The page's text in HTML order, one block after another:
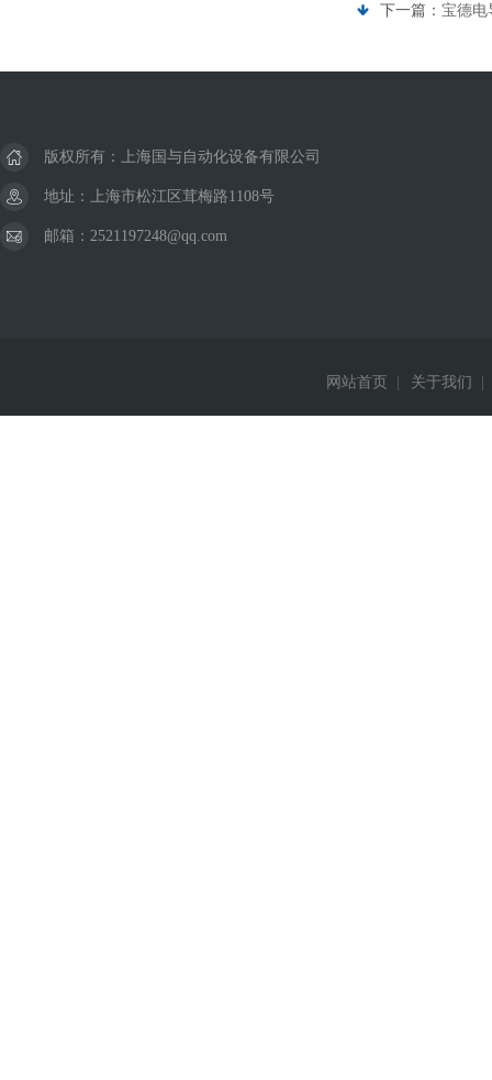
下一篇： 宝德电
版权所有：上海国与自动化设备有限公司
地址：上海市松江区茸梅路1108号
邮箱：2521197248@qq.com
网站首页 关于我们